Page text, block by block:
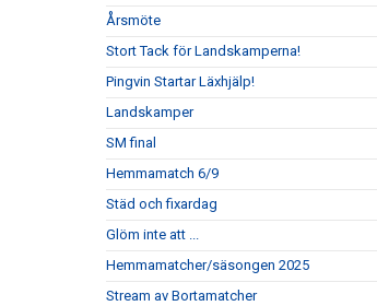
Årsmöte
Stort Tack för Landskamperna!
Pingvin Startar Läxhjälp!
Landskamper
SM final
Hemmamatch 6/9
Städ och fixardag
Glöm inte att ...
Hemmamatcher/säsongen 2025
Stream av Bortamatcher